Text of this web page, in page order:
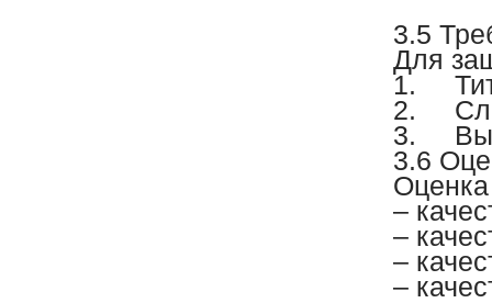
3.5
Для
1.
2.
3.
3.6
–
–
–
–